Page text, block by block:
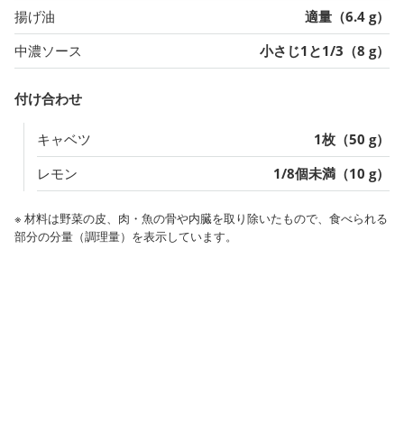
揚げ油
適量（6.4 g）
中濃ソース
小さじ1と1/3（8 g）
付け合わせ
キャベツ
1枚（50 g）
レモン
1/8個未満（10 g）
※ 材料は野菜の皮、肉・魚の骨や内臓を取り除いたもので、食べられる
部分の分量（調理量）を表示しています。